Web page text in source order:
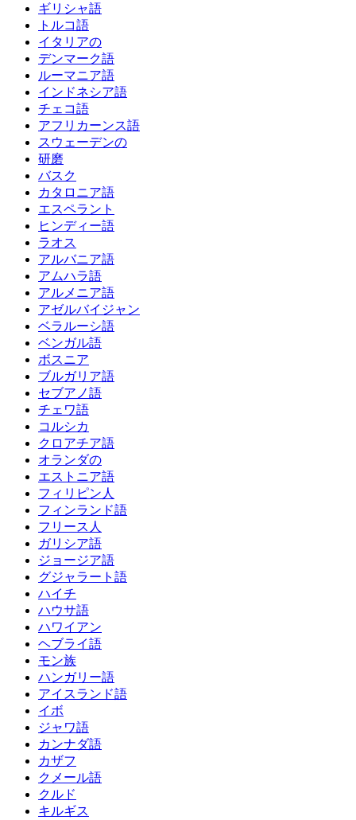
ギリシャ語
トルコ語
イタリアの
デンマーク語
ルーマニア語
インドネシア語
チェコ語
アフリカーンス語
スウェーデンの
研磨
バスク
カタロニア語
エスペラント
ヒンディー語
ラオス
アルバニア語
アムハラ語
アルメニア語
アゼルバイジャン
ベラルーシ語
ベンガル語
ボスニア
ブルガリア語
セブアノ語
チェワ語
コルシカ
クロアチア語
オランダの
エストニア語
フィリピン人
フィンランド語
フリース人
ガリシア語
ジョージア語
グジャラート語
ハイチ
ハウサ語
ハワイアン
ヘブライ語
モン族
ハンガリー語
アイスランド語
イボ
ジャワ語
カンナダ語
カザフ
クメール語
クルド
キルギス